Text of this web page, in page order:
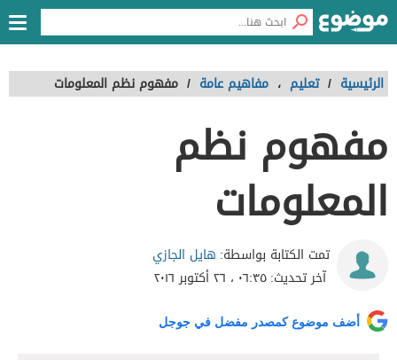
الرئيسية / تعليم ، مفاهيم عامة / مفهوم نظم المعلومات
مفهوم نظم
المعلومات
تمت الكتابة بواسطة: هايل الجازي
آخر تحديث:٠٦:٣٥ ، ٢٦ أكتوبر ٢٠١٦
أضف موضوع كمصدر مفضل في جوجل